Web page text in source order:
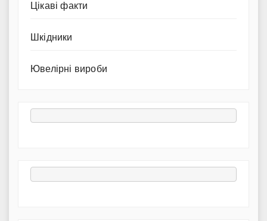
Цікаві факти
Шкідники
Ювелірні вироби